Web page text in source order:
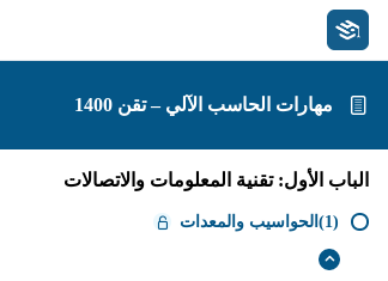
مهارات الحاسب الآلي – تقن 1400
الباب الأول: تقنية المعلومات والاتصالات
(1)الحواسيب والمعدات
إخفاء
(1)الحواسيب